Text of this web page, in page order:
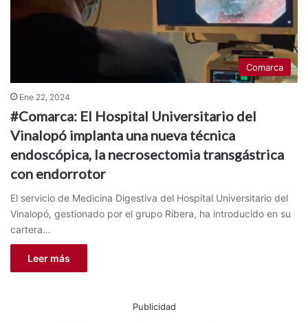
Comarca
Ene 22, 2024
#Comarca: El Hospital Universitario del
Vinalopó implanta una nueva técnica
endoscópica, la necrosectomia transgástrica
con endorrotor
El servicio de Medicina Digestiva del Hospital Universitario del
Vinalopó, gestionado por el grupo Ribera, ha introducido en su
cartera…
Leer más
Publicidad